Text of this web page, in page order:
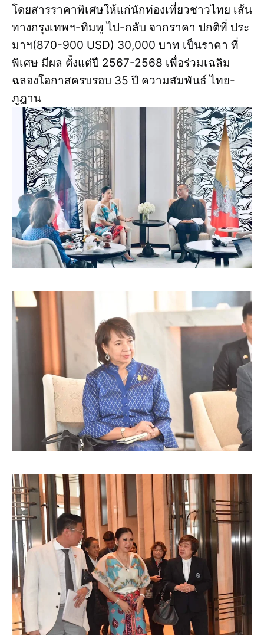
โดยสารราคาพิเศษให้แก่นักท่องเที่ยวชาวไทย เส้น
ทางกรุงเทพฯ-ทิมพู ไป-กลับ จากราคา ปกติที่ ประ
มาฯ(870-900 USD) 30,000 บาท เป็นราคา ที่
พิเศษ มีผล ตั้งแต่ปี 2567-2568 เพื่อร่วมเฉลิม
ฉลองโอกาสครบรอบ 35 ปี ความสัมพันธ์ ไทย-
ภูฎาน